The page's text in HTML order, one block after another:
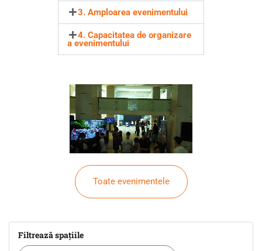
Toate evenimentele
3. Amploarea evenimentului
4. Capacitatea de organizare
a evenimentului
Filtrează spațiile